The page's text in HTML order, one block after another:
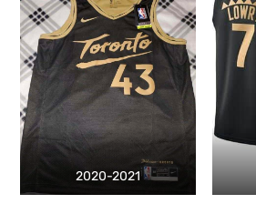
2020-2021